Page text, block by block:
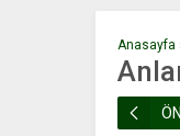
Anasayfa